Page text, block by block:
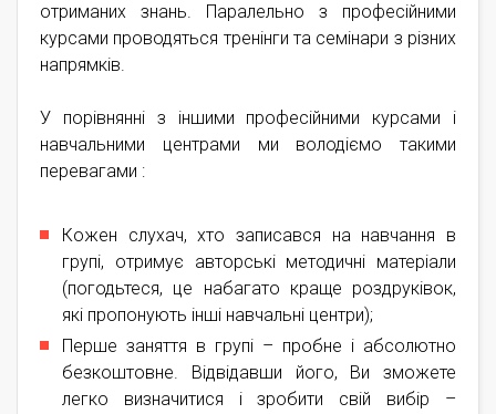
отриманих знань. Паралельно з професійними
курсами проводяться тренінги та семінари з різних
напрямків.
У порівнянні з іншими професійними курсами і
навчальними центрами ми володіємо такими
перевагами :
Кожен слухач, хто записався на навчання в
групі, отримує авторські методичні матеріали
(погодьтеся, це набагато краще роздруківок,
які пропонують інші навчальні центри);
Перше заняття в групі – пробне і абсолютно
безкоштовне. Відвідавши його, Ви зможете
легко визначитися і зробити свій вибір –